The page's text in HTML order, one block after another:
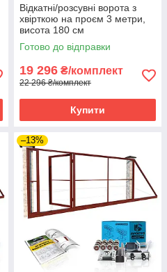
Відкатні/розсувні ворота з
хвірткою на проєм 3 метри,
висота 180 см
Готово до відправки
19 296 ₴/комплект
22 296 ₴/комплект
Купити
–13%